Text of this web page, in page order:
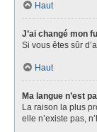
Haut
J’ai changé mon
Si vous êtes sûr
Haut
Ma langue n’est
La raison la plus
elle n’existe pas,